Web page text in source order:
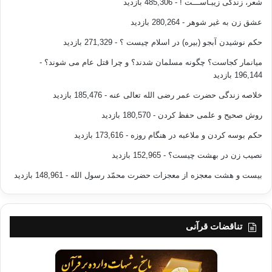
راه اندازي موتور مسابقات تسليحاتي ايفا
ميكردند، نه تنها كه در جذب پذيرشها توفيق نيافت، بلكه آماج نقدهاي
قرارگرفت. ولي با افول ايدئولوژي ويرانگر كمونيزم و پايان يافتن
جنگ سرد، اين
نظريه- كه ميرفت اندك اندك در زير خاكستر نقدها به خاموشي گرايد-
دوباره چهره
رهبري جورج بوش
پدر، با طرح دكترن نظم نوين جهاني، طَرفِ كلاه كج نهاد و آئين
سروري جهان را مرام
خويش ساخت.
حساسيت هاي نظمِ نوينِ جهاني و جهاني شدن،
باعث شد كه اروپاييان مرزهاي ايدئولوژيك خود را درهم شكنند. آنان
شعر، زندگی زیبـاســـت ! - 485,306 بازدید
عشق زن به غیر شوهر - 280,264 بازدید
حکم نوشیدن آبجو (بیره) در اسلام چیست ؟ - 271,329 بازدید
میانمار کجاست؟ چگونه مسلمان شدند؟ و چرا قتل عام می شوند؟ -
196,144 بازدید
خلاصه زندگی حضرت عمر رضی الله تعالی عنه - 185,476 بازدید
روش صحیح و علمی حفظ کردن - 180,570 بازدید
حکم بوسه کردن و ملاعبه در هنگام روزه - 173,616 بازدید
نصیب زن در بهشت چیست؟ - 152,965 بازدید
بیست و هشت معجزه از معجزات حضرت محمّد رسول الله - 148,961 بازدید
تناقضات قرآنی